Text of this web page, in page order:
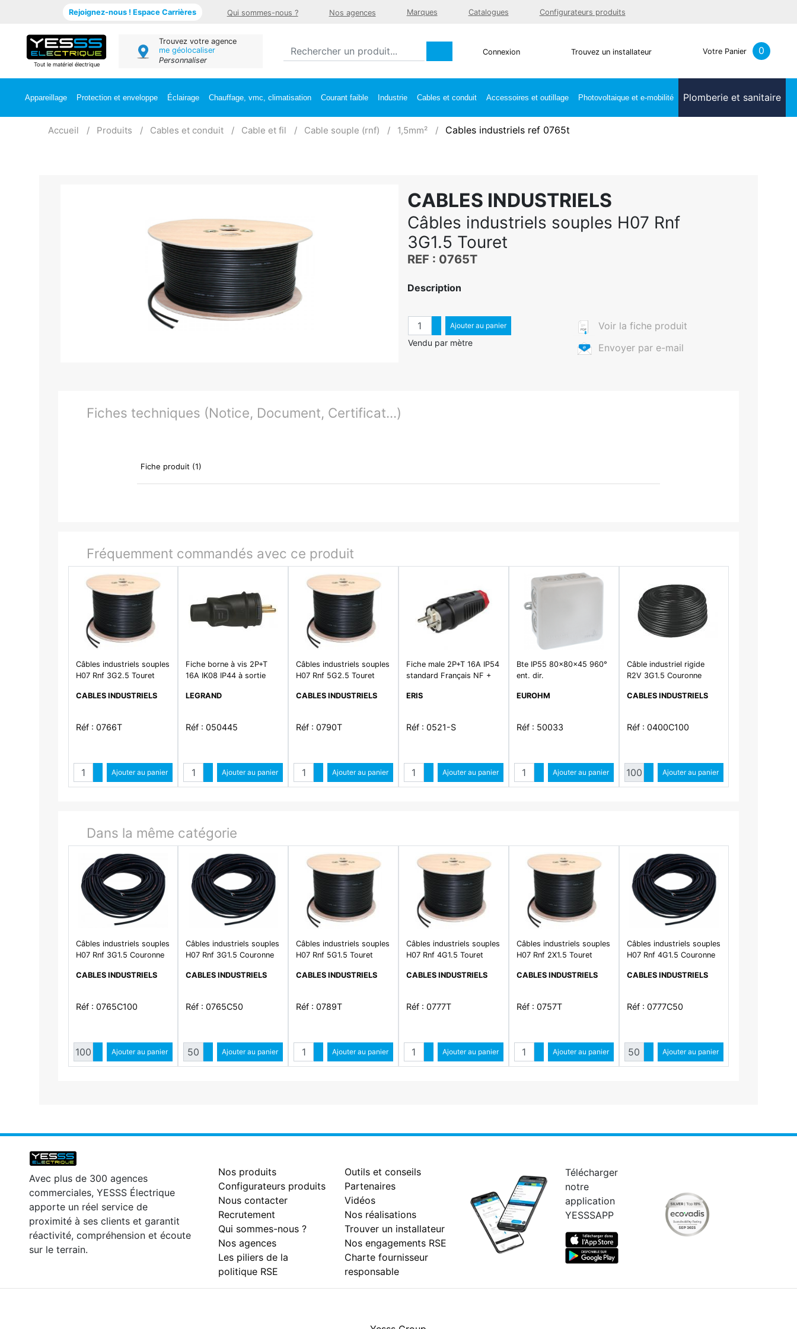
Rejoignez-nous ! Espace Carrières Qui sommes-nous ? Nos agences Marques Catalogues Configurateurs produits
Tout le matériel électrique
Trouvez votre agence
me géolocaliser
Personnaliser
Connexion Trouvez un installateur Votre Panier 0
Appareillage Protection et enveloppe Éclairage Chauffage, vmc, climatisation Courant faible Industrie Cables et conduit Accessoires et outillage Photovoltaique et e-mobilité Plomberie et sanitaire
Accueil Produits Cables et conduit Cable et fil Cable souple (rnf) 1,5mm² Cables industriels ref 0765t
CABLES INDUSTRIELS
Câbles industriels souples H07 Rnf
3G1.5 Touret
REF : 0765T
Description
QuantitéAugmenter quantité
Diminuer quantité
Ajouter au panier
Vendu par mètre
Voir la fiche produit
Envoyer par e-mail
Fiches techniques (Notice, Document, Certificat...)
Fiche produit (1)
Fréquemment commandés avec ce produit
Câbles industriels souples
H07 Rnf 3G2.5 Touret
CABLES INDUSTRIELS
Réf : 0766T
Quantité
Augmenter quantité
Diminuer quantité
Ajouter au panier
Fiche borne à vis 2P+T
16A IK08 IP44 à sortie
LEGRAND
Réf : 050445
Quantité
Augmenter quantité
Diminuer quantité
Ajouter au panier
Câbles industriels souples
H07 Rnf 5G2.5 Touret
CABLES INDUSTRIELS
Réf : 0790T
Quantité
Augmenter quantité
Diminuer quantité
Ajouter au panier
Fiche male 2P+T 16A IP54
standard Français NF +
ERIS
Réf : 0521-S
Quantité
Augmenter quantité
Diminuer quantité
Ajouter au panier
Bte IP55 80x80x45 960°
ent. dir.
EUROHM
Réf : 50033
Quantité
Augmenter quantité
Diminuer quantité
Ajouter au panier
Câble industriel rigide
R2V 3G1.5 Couronne
CABLES INDUSTRIELS
Réf : 0400C100
Quantité
Augmenter quantité
Diminuer quantité
Ajouter au panier
Dans la même catégorie
Câbles industriels souples
H07 Rnf 3G1.5 Couronne
CABLES INDUSTRIELS
Réf : 0765C100
QuantitéAugmenter quantité
Diminuer quantité
Ajouter au panier
Câbles industriels souples
H07 Rnf 3G1.5 Couronne
CABLES INDUSTRIELS
Réf : 0765C50
QuantitéAugmenter quantité
Diminuer quantité
Ajouter au panier
Câbles industriels souples
H07 Rnf 5G1.5 Touret
CABLES INDUSTRIELS
Réf : 0789T
QuantitéAugmenter quantité
Diminuer quantité
Ajouter au panier
Câbles industriels souples
H07 Rnf 4G1.5 Touret
CABLES INDUSTRIELS
Réf : 0777T
QuantitéAugmenter quantité
Diminuer quantité
Ajouter au panier
Câbles industriels souples
H07 Rnf 2X1.5 Touret
CABLES INDUSTRIELS
Réf : 0757T
QuantitéAugmenter quantité
Diminuer quantité
Ajouter au panier
Câbles industriels souples
H07 Rnf 4G1.5 Couronne
CABLES INDUSTRIELS
Réf : 0777C50
QuantitéAugmenter quantité
Diminuer quantité
Ajouter au panier
Avec plus de 300 agences
commerciales, YESSS Électrique
apporte un réel service de
proximité à ses clients et garantit
réactivité, compréhension et écoute
sur le terrain.
Nos produits
Configurateurs produits
Nous contacter
Recrutement
Qui sommes-nous ?
Nos agences
Les piliers de la
politique RSE
Outils et conseils
Partenaires
Vidéos
Nos réalisations
Trouver un installateur
Nos engagements RSE
Charte fournisseur
responsable
Télécharger
notre
application
YESSSAPP